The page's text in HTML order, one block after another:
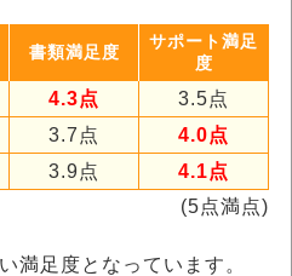
書類満足度
サポート満足
度
4.3点
3.5点
3.7点
4.0点
3.9点
4.1点
(5点満点)
満足度となっています。